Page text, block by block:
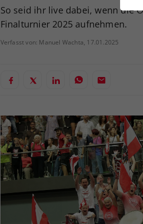
So seid ihr live dabei, wenn die
Finalturnier 2025 aufnehmen.
Verfasst von: Manuel Wachta, 17.01.2025